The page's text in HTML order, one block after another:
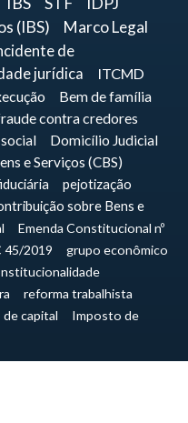
(IBS)
Marco Legal
de
jurídica
ITCMD
Bem de família
contra credores
Domicílio Judicial
e Serviços (CBS)
pejotização
sobre Bens e
Emenda Constitucional nº
45/2019
grupo econômico
reforma trabalhista
de capital
Imposto de